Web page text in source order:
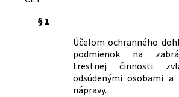
§ 1
Účelom ochranného
podmienok na
trestnej činnosti
odsúdenými osobami
nápravy.